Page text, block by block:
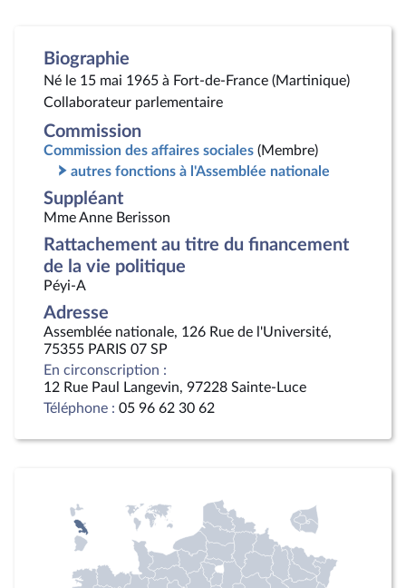
Biographie
Né le 15 mai 1965 à Fort-de-France (Martinique)
Collaborateur parlementaire
Commission
Commission des affaires sociales (Membre)
autres fonctions à l'Assemblée nationale
Suppléant
Mme Anne Berisson
Rattachement au titre du financement
de la vie politique
Péyi-A
Adresse
Assemblée nationale, 126 Rue de l'Université,
75355 PARIS 07 SP
En circonscription :
12 Rue Paul Langevin, 97228 Sainte-Luce
Téléphone : 05 96 62 30 62